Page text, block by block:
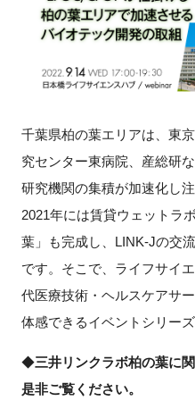
インタビュー・コラム
ニュース・掲示板
特別会員
施設・アクセス
FAQ
イベントお知らせメール登録
千葉県柏の葉エリアは、東
究センター東病院、産総研
研究機関の集積が加速化し
2021年には賃貸ウェットラ
葉」も完成し、LINK-Jの交
です。そこで、ライフサイ
代医療技術・ヘルスケアサ
体感できるイベントシリー
◆三井リンクラボ柏の葉に
是非ご覧ください。